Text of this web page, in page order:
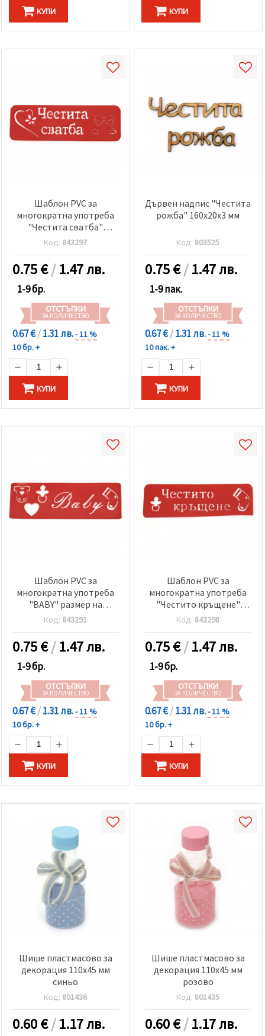
КУПИ КУПИ
Шаблон PVC за
многократна употреба
"Честита сватба"
размер на отпечатъка
14x4.3 см
Код: 843297
0.75€/1.47 лв.
1-9 бр.
ОТСТЪПКИ
ЗА КОЛИЧЕСТВО
0.67 €/1.31 лв.- 11 %
10 бр. +
КУПИ
Дървен надпис "Честита
рожба" 160x20x3 мм
Код: 803525
0.75€/1.47 лв.
1-9 пак.
ОТСТЪПКИ
ЗА КОЛИЧЕСТВО
0.67 €/1.31 лв.- 11 %
10 пак. +
КУПИ
Шаблон PVC за
многократна употреба
"BABY" размер на
отпечатъка 18x5.5 см
Код: 843291
0.75€/1.47 лв.
1-9 бр.
ОТСТЪПКИ
ЗА КОЛИЧЕСТВО
0.67 €/1.31 лв.- 11 %
10 бр. +
КУПИ
Шаблон PVC за
многократна употреба
"Честито кръщене"
размер на отпечатъка
13.6x3.5 см
Код: 843298
0.75€/1.47 лв.
1-9 бр.
ОТСТЪПКИ
ЗА КОЛИЧЕСТВО
0.67 €/1.31 лв.- 11 %
10 бр. +
КУПИ
Шише пластмасово за
декорация 110x45 мм
синьо
Код: 801436
0.60€/1.17 лв.
Шише пластмасово за
декорация 110x45 мм
розово
Код: 801435
0.60€/1.17 лв.